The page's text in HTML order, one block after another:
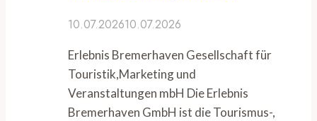
10.07.202610.07.2026
Erlebnis Bremerhaven Gesellschaft für
Touristik,Marketing und
Veranstaltungen mbH Die Erlebnis
Bremerhaven GmbH ist die Tourismus-,